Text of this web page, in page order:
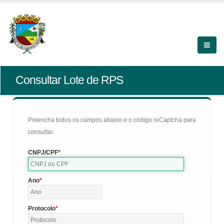
Consultar Lote de RPS
Preencha todos os campos abaixo e o código reCaptcha para
consultar.
CNPJ/CPF
Ano
Protocolo